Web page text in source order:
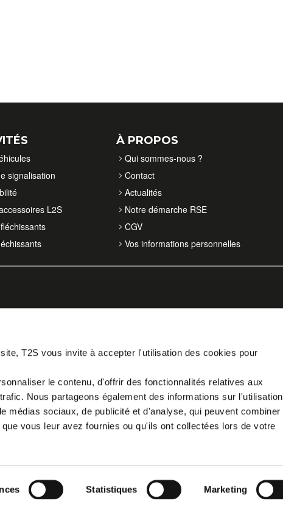
T2S vous invite à accepter l'utilisation des cookies pour
le contenu, d'offrir des fonctionnalités relatives aux
Nous partageons également des informations sur l'utilisation
médias sociaux, de publicité et d'analyse, qui peuvent combiner
vous leur avez fournies ou qu'ils ont collectées lors de votre
Statistiques Marketing
signalisation
L2S
À PROPOS
Qui sommes-nous ?
Contact
Actualités
Notre démarche RSE
CGV
Vos informations personnelles